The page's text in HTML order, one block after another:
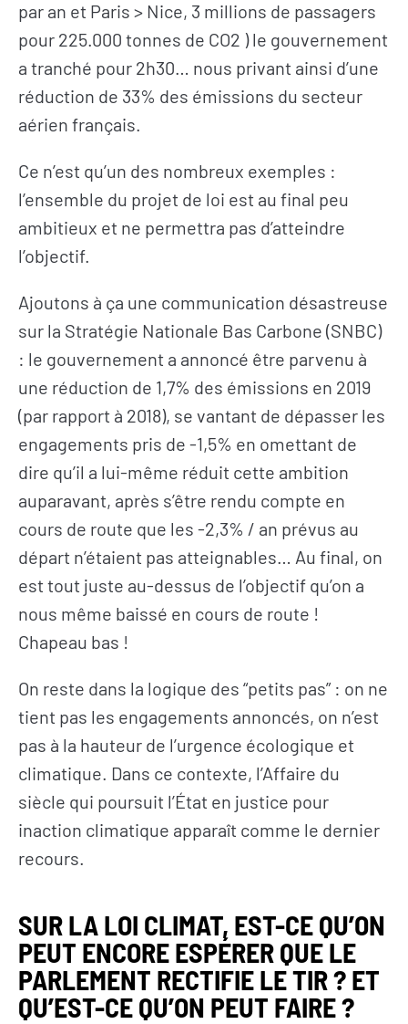
par an et Paris > Nice, 3 millions de passagers
pour 225.000 tonnes de CO2 ) le gouvernement
a tranché pour 2h30… nous privant ainsi d’une
réduction de 33% des émissions du secteur
aérien français.
Ce n’est qu’un des nombreux exemples :
l’ensemble du projet de loi est au final peu
ambitieux et ne permettra pas d’atteindre
l’objectif.
Ajoutons à ça une communication désastreuse
sur la Stratégie Nationale Bas Carbone (SNBC)
: le gouvernement a annoncé être parvenu à
une réduction de 1,7% des émissions en 2019
(par rapport à 2018), se vantant de dépasser les
engagements pris de -1,5% en omettant de
dire qu’il a lui-même réduit cette ambition
auparavant, après s’être rendu compte en
cours de route que les -2,3% / an prévus au
départ n’étaient pas atteignables… Au final, on
est tout juste au-dessus de l’objectif qu’on a
nous même baissé en cours de route !
Chapeau bas !
On reste dans la logique des “petits pas” : on ne
tient pas les engagements annoncés, on n’est
pas à la hauteur de l’urgence écologique et
climatique. Dans ce contexte, l’Affaire du
siècle qui poursuit l’État en justice pour
inaction climatique apparaît comme le dernier
recours.
SUR LA LOI CLIMAT, EST-CE QU’ON
PEUT ENCORE ESPÉRER QUE LE
PARLEMENT RECTIFIE LE TIR ? ET
QU’EST-CE QU’ON PEUT FAIRE ?